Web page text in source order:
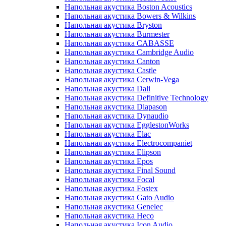
Напольная акустика Boston Acoustics
Напольная акустика Bowers & Wilkins
Напольная акустика Bryston
Напольная акустика Burmester
Напольная акустика CABASSE
Напольная акустика Cambridge Audio
Напольная акустика Canton
Напольная акустика Castle
Напольная акустика Cerwin-Vega
Напольная акустика Dali
Напольная акустика Definitive Technology
Напольная акустика Diapason
Напольная акустика Dynaudio
Напольная акустика EgglestonWorks
Напольная акустика Elac
Напольная акустика Electrocompaniet
Напольная акустика Elipson
Напольная акустика Epos
Напольная акустика Final Sound
Напольная акустика Focal
Напольная акустика Fostex
Напольная акустика Gato Audio
Напольная акустика Genelec
Напольная акустика Heco